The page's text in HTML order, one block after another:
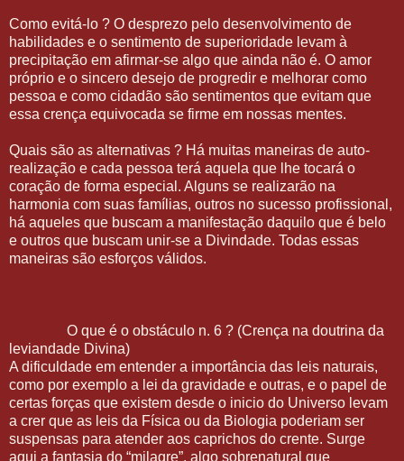
Como evitá-lo ? O desprezo pelo desenvolvimento de
habilidades e o sentimento de superioridade levam à
precipitação em afirmar-se algo que ainda não é. O amor
próprio e o sincero desejo de progredir e melhorar como
pessoa e como cidadão são sentimentos que evitam que
essa crença equivocada se firme em nossas mentes.
Quais são as alternativas ? Há muitas maneiras de auto-
realização e cada pessoa terá aquela que lhe tocará o
coração de forma especial. Alguns se realizarão na
harmonia com suas famílias, outros no sucesso profissional,
há aqueles que buscam a manifestação daquilo que é belo
e outros que buscam unir-se a Divindade. Todas essas
maneiras são esforços válidos.
O que é o obstáculo n. 6 ? (Crença na doutrina da
leviandade Divina)
A dificuldade em entender a importância das leis naturais,
como por exemplo a lei da gravidade e outras, e o papel de
certas forças que existem desde o inicio do Universo levam
a crer que as leis da Física ou da Biologia poderiam ser
suspensas para atender aos caprichos do crente. Surge
aqui a fantasia do “milagre”, algo sobrenatural que